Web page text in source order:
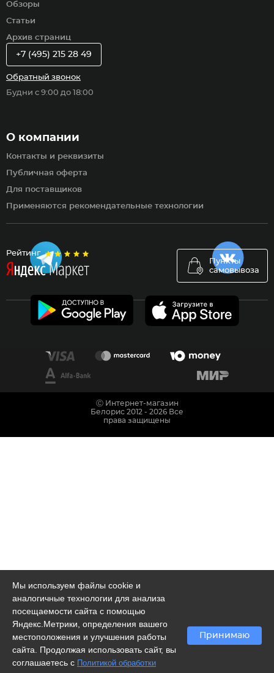
Рейтинг
Пункты
самовывоза
Обзоры
Статьи
Архив страниц
О компании
Контакты и реквизиты
Публичная оферта
Для поставщиков
Применяются рекомендательные технологии
+7 (495) 215 28 49
Обратный звонок
Будни с 9:00 до 18:00
Мы используем файлы cookie и
аналогичные технологии для анализа
посещаемости сайта с помощью
Яндекс.Метрики, определения вашего
местоположения и улучшения работы
сайта. Продолжая использовать сайт, вы
соглашаетесь с Политикой обработки
Принимаю
Ⓒ Интернет-магазин
Белорис 2012 - 2026 Все
права защищены